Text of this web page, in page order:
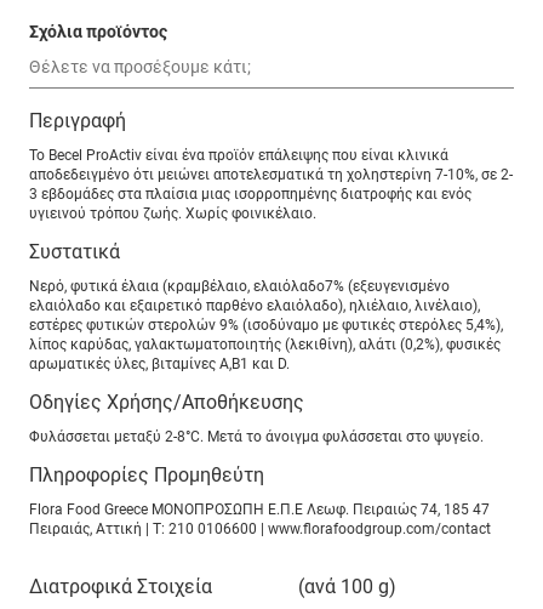
Σχόλια προϊόντος
Περιγραφή
Το Becel ProActiv είναι ένα προϊόν επάλειψης που είναι κλινικά
αποδεδειγμένο ότι μειώνει αποτελεσματικά τη χοληστερίνη 7-10%, σε 2-
3 εβδομάδες στα πλαίσια μιας ισορροπημένης διατροφής και ενός
υγιεινού τρόπου ζωής. Χωρίς φοινικέλαιο.
Συστατικά
Νερό, φυτικά έλαια (κραμβέλαιο, ελαιόλαδο7% (εξευγενισμένο
ελαιόλαδο και εξαιρετικό παρθένο ελαιόλαδο), ηλιέλαιο, λινέλαιο),
εστέρες φυτικών στερολών 9% (ισοδύναμο με φυτικές στερόλες 5,4%),
λίπος καρύδας, γαλακτωματοποιητής (λεκιθίνη), αλάτι (0,2%), φυσικές
αρωματικές ύλες, βιταμίνες Α,Β1 και D.
Οδηγίες Χρήσης/Αποθήκευσης
Φυλάσσεται μεταξύ 2-8°C. Μετά το άνοιγμα φυλάσσεται στο ψυγείο.
Πληροφορίες Προμηθεύτη
Flora Food Greece ΜΟΝΟΠΡOΣΩΠΗ Ε.Π.Ε Λεωφ. Πειραιώς 74, 185 47
Πειραιάς, Αττική | T: 210 0106600 | www.florafoodgroup.com/contact
Διατροφικά Στοιχεία (ανά 100 g)